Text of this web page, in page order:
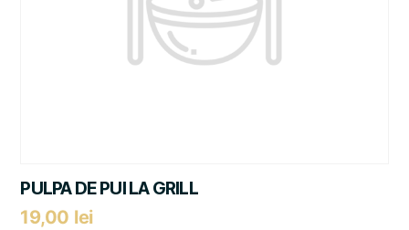
PULPA DE PUI LA GRILL
19,00 lei